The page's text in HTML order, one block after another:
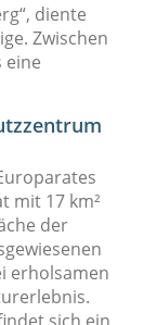
diente
Zwischen
eine
mit 17 km²
der
erholsamen